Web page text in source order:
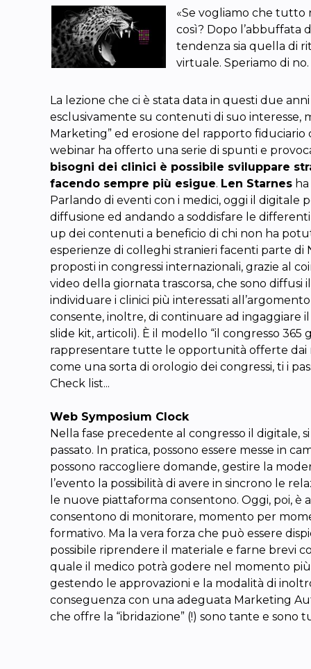
«Se vogliamo che tutto
così? Dopo l’abbuffata
tendenza sia quella di
virtuale. Speriamo di no.
La lezione che ci è stata data in questi due
esclusivamente su contenuti di suo
Marketing” ed erosione del rapporto
webinar ha offerto una serie di spunti e
bisogni dei clinici è possibile sviluppare
facendo sempre più esigue. Len Starnes
Parlando di eventi con i medici, oggi il
diffusione ed andando a soddisfare le
up dei contenuti a beneficio di chi non ha
esperienze di colleghi stranieri facenti parte
proposti in congressi internazionali, grazie al
video della giornata trascorsa, che sono
individuare i clinici più interessati
consente, inoltre, di continuare ad ingaggiare
slide kit, articoli). È il modello “il congresso
rappresentare tutte le opportunità offerte dai
come una sorta di orologio dei congressi, ti i
Check list...
Web Symposium Clock
Nella fase precedente al congresso il digitale,
passato. In pratica, possono essere messe in
possono raccogliere domande, gestire la
l’evento la possibilità di avere in sincrono le
le nuove piattaforma consentono. Oggi, poi,
consentono di monitorare, momento per
formativo. Ma la vera forza che può essere
possibile riprendere il materiale e farne brevi
quale il medico potrà godere nel momento
gestendo le approvazioni e la modalità di
conseguenza con una adeguata Marketing
che offre la “ibridazione” (!) sono tante e sono